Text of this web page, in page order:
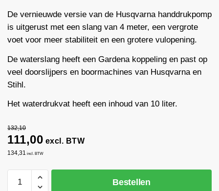
De vernieuwde versie van de Husqvarna handdrukpomp
is uitgerust met een slang van 4 meter, een vergrote
voet voor meer stabiliteit en een grotere vulopening.
De waterslang heeft een Gardena koppeling en past op
veel doorslijpers en boormachines van Husqvarna en
Stihl.
Het waterdrukvat heeft een inhoud van 10 liter.
132,10
111,00 excl. BTW
134,31 incl. BTW
Husqvarna
watertank
Bestellen